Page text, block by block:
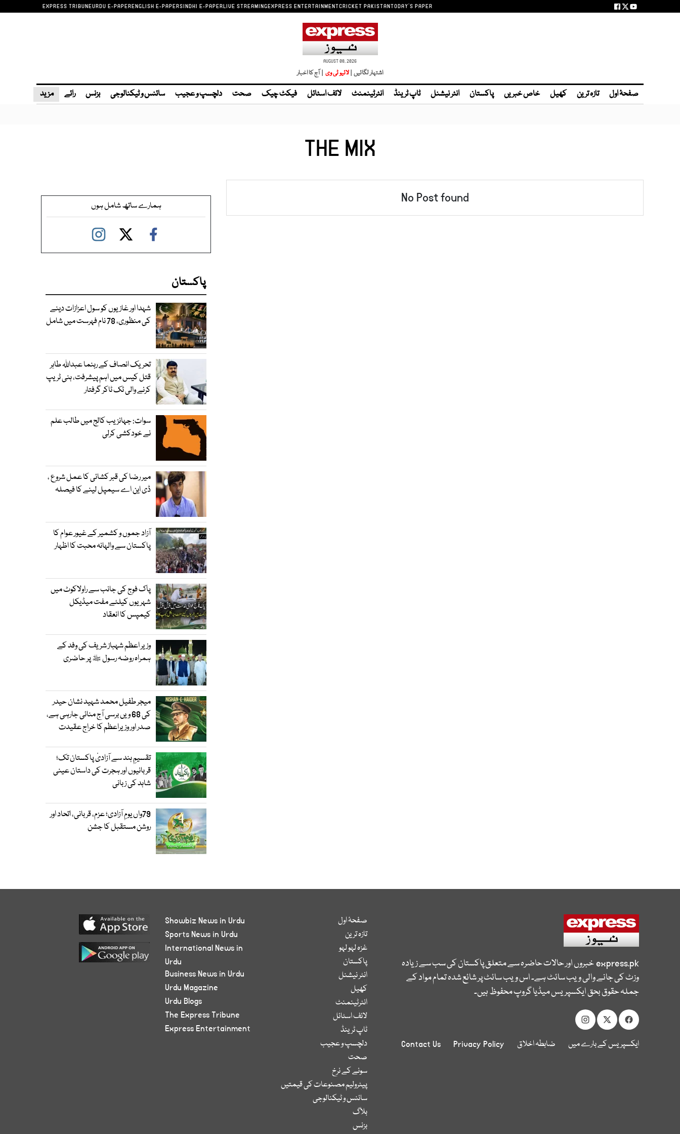
EXPRESS TRIBUNEURDU E-PAPERENGLISH E-PAPERSINDHI E-PAPERLIVE STREAMINGEXPRESS ENTERTAINMENTCRICKET PAKISTANTODAY'S PAPER
AUGUST 08, 2026
اشتہار لگائیں |لائیو ٹی وی | آج کا اخبار
صفحۂ اول تازہ ترین کھیل خاص خبریں پاکستان انٹر نیشنل ٹاپ ٹرینڈ انٹرٹینمنٹ لائف اسٹائل فیکٹ چیک صحت دلچسپ و عجیب سائنس و ٹیکنالوجی بزنس رائے مزید
THE MIX
No Post found ہمارے ساتھ شامل ہوں
پاکستان
شہدا اور غازیوں کو سول اعزازات دینے
کی منظوری، 78 نام فہرست میں شامل
تحریک انصاف کے رہنما عبداللہ طاہر
قتل کیس میں اہم پیشرفت، ہنی ٹریپ
کرنے والی ٹک ٹاکر گرفتار
سوات: جہانزیب کالج میں طالب علم
نے خودکشی کرلی
میر رضا کی قبر کشائی کا عمل شروع ،
ڈی این اے سیمپل لینے کا فیصلہ
آزاد جموں و کشمیر کے غیور عوام کا
پاکستان سے والہانہ محبت کا اظہار
پاک فوج کی جانب سے راولاکوٹ میں
شہریوں کیلئے مفت میڈیکل
کیمپس کا انعقاد
وزیر اعظم شہباز شریف کی وفد کے
ہمراہ روضہ رسول ﷺ پر حاضری
میجر طفیل محمد شہید نشان حیدر
کی 68 ویں برسی آج منائی جارہی ہے،
صدر اور وزیراعظم کا خراج عقیدت
تقسیمِ ہند سے آزادیٔ پاکستان تک؛
قربانیوں اور ہجرت کی داستان عینی
شاہد کی زبانی
79واں یومِ آزادی؛ عزم، قربانی، اتحاد اور
روشن مستقبل کا جشن
express.pkخبروں اور حالات حاضرہ سے متعلق پاکستان کی سب سے زیادہ
وزٹ کی جانے والی ویب سائٹ ہے۔ اس ویب سائٹ پر شائع شدہ تمام مواد کے
جملہ حقوق بحق ایکسپریس میڈیا گروپ محفوظ ہیں۔
ایکسپریس کے بارے میں ضابطہ اخلاق Privacy Policy
Contact Us
صفحۂ اول
تازہ ترین
غزہ لہو لہو
پاکستان
انٹر نیشنل
کھیل
انٹرٹینمنٹ
لائف اسٹائل
ٹاپ ٹرینڈ
دلچسپ و عجیب
صحت
سونے کے نرخ
پیٹرولیم مصنوعات کی قیمتیں
سائنس و ٹیکنالوجی
بلاگ
بزنس
Showbiz News in Urdu
Sports News in Urdu
International News in
Urdu
Business News in Urdu
Urdu Magazine
Urdu Blogs
The Express Tribune
Express Entertainment